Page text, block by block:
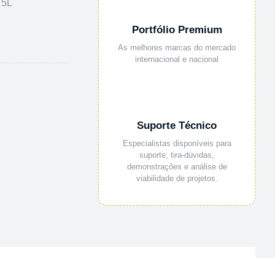
Portfólio Premium
As melhores marcas do mercado
internacional e nacional
Suporte Técnico
Especialistas disponíveis para
suporte, tira-dúvidas,
demonstrações e análise de
viabilidade de projetos.